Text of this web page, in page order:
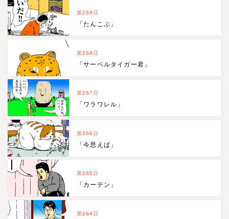
第269日
「たんこぶ」
第268日
「サーベルタイガー君」
第267日
「ワラワレル」
第266日
「今思えば」
第265日
「カーテン」
第264日